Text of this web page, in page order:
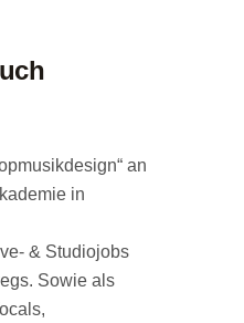
an
in
& Studiojobs
Sowie als